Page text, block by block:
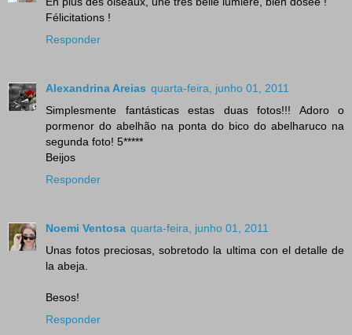
Félicitations !
Responder
Alexandrina Areias quarta-feira, junho 01, 2011
Simplesmente fantásticas estas duas fotos!!! Adoro o
pormenor do abelhão na ponta do bico do abelharuco na
segunda foto! 5*****
Beijos
Responder
Noemi Ventosa quarta-feira, junho 01, 2011
Unas fotos preciosas, sobretodo la ultima con el detalle de
la abeja.
Besos!
Responder